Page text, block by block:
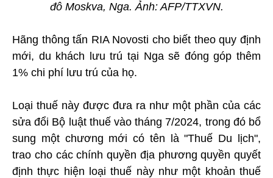
đô Moskva, Nga. Ảnh: AFP/TTXVN.
Hãng thông tấn RIA Novosti cho biết theo quy định
mới, du khách lưu trú tại Nga sẽ đóng góp thêm
1% chi phí lưu trú của họ.
Loại thuế này được đưa ra như một phần của các
sửa đổi Bộ luật thuế vào tháng 7/2024, trong đó bổ
sung một chương mới có tên là "Thuế Du lịch",
trao cho các chính quyền địa phương quyền quyết
định thực hiện loại thuế này như một khoản thuế